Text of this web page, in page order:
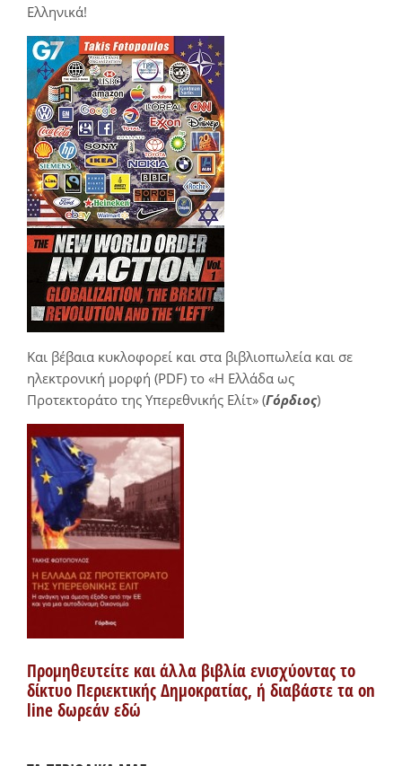
Ελληνικά!
Και βέβαια κυκλοφορεί και στα βιβλιοπωλεία και σε
ηλεκτρονική μορφή (PDF) το «Η Ελλάδα ως
Προτεκτοράτο της Υπερεθνικής Ελίτ» (Γόρδιος)
Προμηθευτείτε και άλλα βιβλία ενισχύοντας το
δίκτυο Περιεκτικής Δημοκρατίας, ή διαβάστε τα on
line δωρεάν εδώ